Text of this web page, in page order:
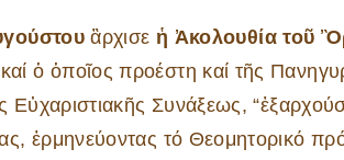
ἂρχισε ἡ Ἀκολουθία τοῦ
καί ὁ ὁποῖος προέστη καί τῆς
Εὐχαριστιακῆς Συνάξεως,
ἑρμηνεύοντας τό Θεομητορικό